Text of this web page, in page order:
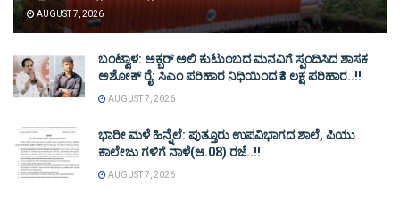
AUGUST 7, 2026
ಬಂಟ್ವಾಳ: ಅಕ್ಬರ್ ಅಲಿ ಕುಟುಂಬದ ಮನವಿಗೆ ಸ್ಪಂದಿಸಿದ ಶಾಸಕ
ಅಶೋಕ್ ರೈ: ಸಿಎಂ ಪರಿಹಾರ ನಿಧಿಯಿಂದ ₹3 ಲಕ್ಷ ಪರಿಹಾರ..!!
AUGUST 7, 2026
ಭಾರೀ ಮಳೆ ಹಿನ್ನೆಲೆ: ಪುತ್ತೂರು ಉಪವಿಭಾಗದ ಶಾಲೆ, ಪಿಯು
ಕಾಲೇಜು ಗಳಿಗೆ ನಾಳೆ(ಆ.08) ರಜೆ..!!
AUGUST 7, 2026